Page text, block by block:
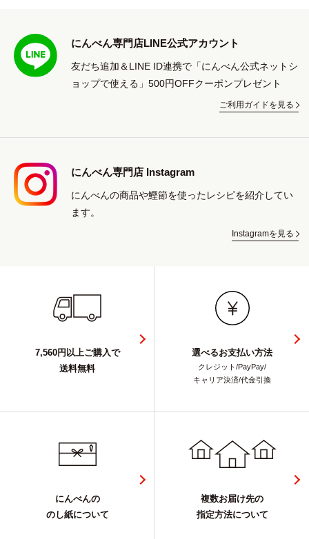
にんべん専門店LINE公式アカウント
友だち追加＆LINE ID連携で「にんべん公式ネットシ
ョップで使える」500円OFFクーポンプレゼント
ご利用ガイドを見る
にんべん専門店 Instagram
にんべんの商品や鰹節を使ったレシピを紹介してい
ます。
Instagramを見る
7,560円以上ご購入で
送料無料
選べるお支払い方法
クレジット/PayPay/
キャリア決済/代金引換
にんべんの
のし紙について
複数お届け先の
指定方法について